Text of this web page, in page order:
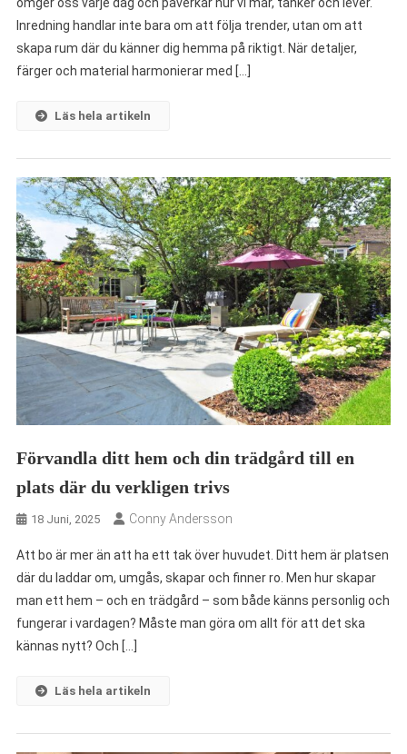
Inredning handlar inte bara om att följa trender, utan om att
skapa rum där du känner dig hemma på riktigt. När detaljer,
färger och material harmonierar med […]
Läs hela artikeln
Förvandla ditt hem och din trädgård till en
plats där du verkligen trivs
18 Juni, 2025 Conny Andersson
Att bo är mer än att ha ett tak över huvudet. Ditt hem är platsen
där du laddar om, umgås, skapar och finner ro. Men hur skapar
man ett hem – och en trädgård – som både känns personlig och
fungerar i vardagen? Måste man göra om allt för att det ska
kännas nytt? Och […]
Läs hela artikeln